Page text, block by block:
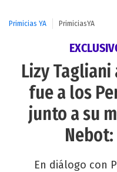
Primicias YA PrimiciasYA
Lizy
fue a los
junto a su
Nebot:
En diálogo con